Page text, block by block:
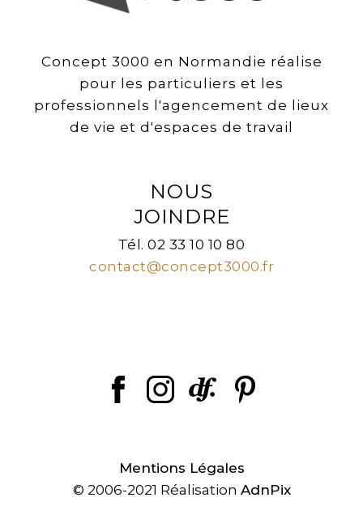
Concept 3000 en Normandie réalise
pour les particuliers et les
professionnels l'agencement de lieux
de vie et d'espaces de travail
NOUS
JOINDRE
Tél. 02 33 10 10 80
contact@concept3000.fr
Mentions Légales
© 2006-2021 Réalisation AdnPix